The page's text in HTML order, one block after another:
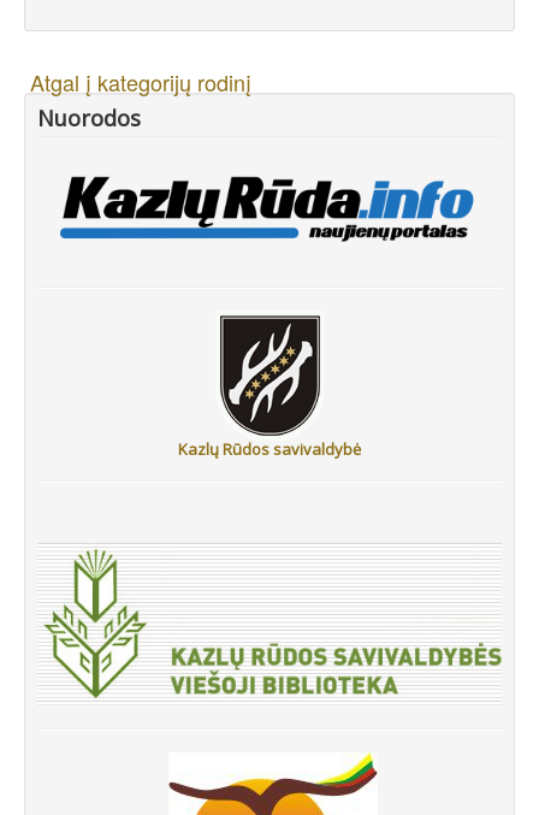
Atgal į kategorijų rodinį
Nuorodos
Kazlų Rūdos savivaldybė